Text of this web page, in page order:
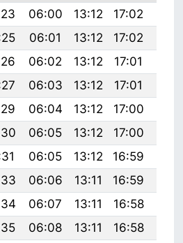
06:00 13:12 17:02
06:01 13:12 17:02
06:02 13:12 17:01
06:03 13:12 17:01
06:04 13:12 17:00
06:05 13:12 17:00
06:05 13:12 16:59
06:06 13:11 16:59
06:07 13:11 16:58
06:08 13:11 16:58